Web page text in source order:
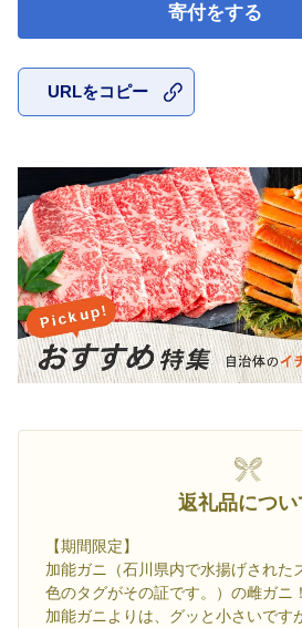
寄付をする
URLをコピー
返礼品につい
【期間限定】
加能ガニ（石川県内で水揚げされた
色のタグがその証です。）の雌ガニ！
加能ガニよりは、グッと小さいです